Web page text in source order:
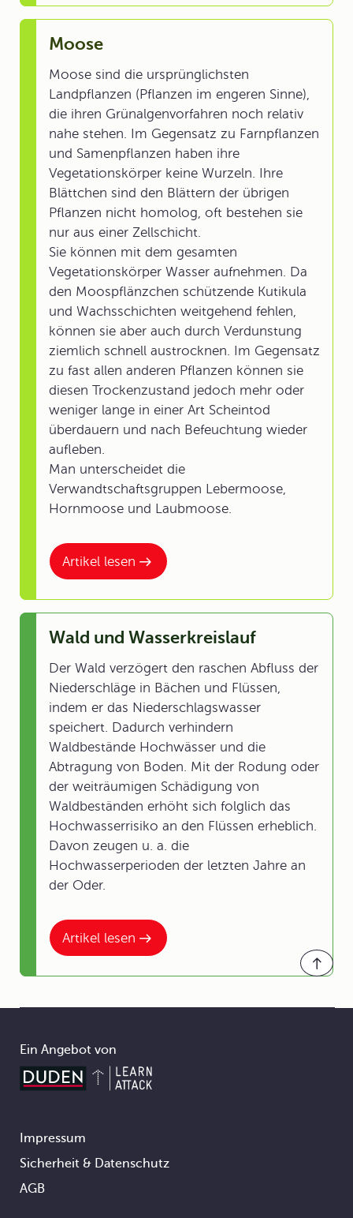
Artikel lesen
Moose
Moose sind die ursprünglichsten
Landpflanzen (Pflanzen im engeren Sinne),
die ihren Grünalgenvorfahren noch relativ
nahe stehen. Im Gegensatz zu Farnpflanzen
und Samenpflanzen haben ihre
Vegetationskörper keine Wurzeln. Ihre
Blättchen sind den Blättern der übrigen
Pflanzen nicht homolog, oft bestehen sie
nur aus einer Zellschicht.
Sie können mit dem gesamten
Vegetationskörper Wasser aufnehmen. Da
den Moospflänzchen schützende Kutikula
und Wachsschichten weitgehend fehlen,
können sie aber auch durch Verdunstung
ziemlich schnell austrocknen. Im Gegensatz
zu fast allen anderen Pflanzen können sie
diesen Trockenzustand jedoch mehr oder
weniger lange in einer Art Scheintod
überdauern und nach Befeuchtung wieder
aufleben.
Man unterscheidet die
Verwandtschaftsgruppen Lebermoose,
Hornmoose und Laubmoose.
Artikel lesen
Wald und Wasserkreislauf
Der Wald verzögert den raschen Abfluss der
Niederschläge in Bächen und Flüssen,
indem er das Niederschlagswasser
speichert. Dadurch verhindern
Waldbestände Hochwässer und die
Abtragung von Boden. Mit der Rodung oder
der weiträumigen Schädigung von
Waldbeständen erhöht sich folglich das
Hochwasserrisiko an den Flüssen erheblich.
Davon zeugen u. a. die
Hochwasserperioden der letzten Jahre an
der Oder.
Ein Angebot von
Footer
Impressum
Sicherheit & Datenschutz
AGB